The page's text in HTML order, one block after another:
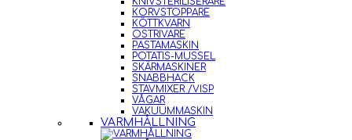
KORVSTOPPARE
KÖTTKVARN
OSTRIVARE
PASTAMASKIN
POTATIS-MUSSEL
SKÄRMASKINER
SNABBHACK
STAVMIXER /VISP
VÅGAR
VAKUUMMASKIN
VARMHÅLLNING